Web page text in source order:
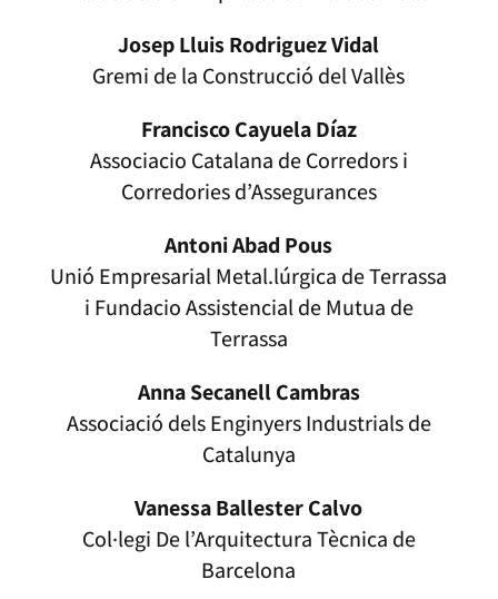
Josep Lluis Rodriguez Vidal
Gremi de la Construcció del Vallès
Francisco Cayuela Díaz
Associacio Catalana de Corredors i
Corredories d’Assegurances
Antoni Abad Pous
Unió Empresarial Metal.lúrgica de Terrassa
i Fundacio Assistencial de Mutua de
Terrassa
Anna Secanell Cambras
Associació dels Enginyers Industrials de
Catalunya
Vanessa Ballester Calvo
Col·legi De l’Arquitectura Tècnica de
Barcelona